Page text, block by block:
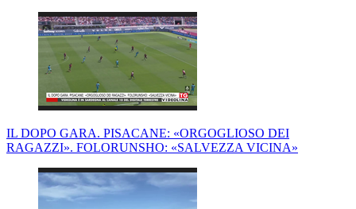
IL DOPO GARA. PISACANE: «ORGOGLIOSO DEI
RAGAZZI». FOLORUNSHO: «SALVEZZA VICINA»